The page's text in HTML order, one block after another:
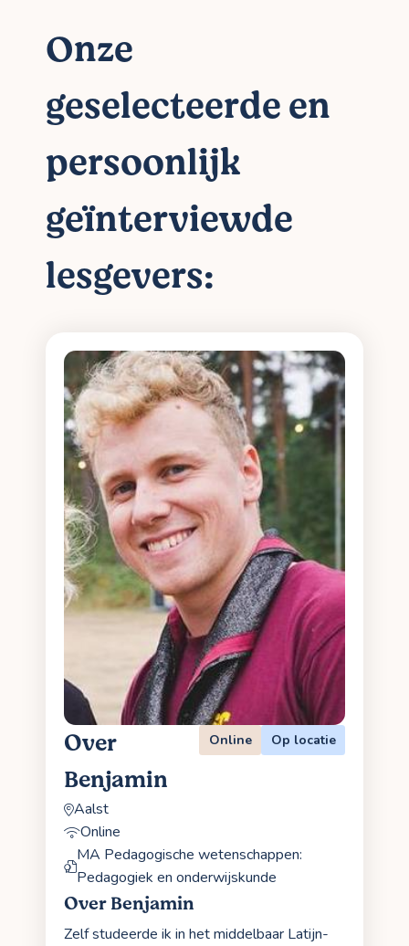
Onze
geselecteerde en
persoonlijk
geïnterviewde
lesgevers:
Over
Benjamin
Online Op locatie
Aalst
Online
MA Pedagogische wetenschappen:
Pedagogiek en onderwijskunde
Over Benjamin
Zelf studeerde ik in het middelbaar Latijn-